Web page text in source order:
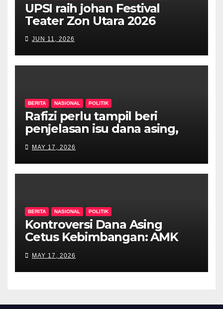
UPSI raih johan Festival
Teater Zon Utara 2026
JUN 11, 2026
BERITA NASIONAL POLITIK
Rafizi perlu tampil beri
penjelasan isu dana asing,
MAY 17, 2026
BERITA NASIONAL POLITIK
Kontroversi Dana Asing
Cetus Kebimbangan: AMK
MAY 17, 2026